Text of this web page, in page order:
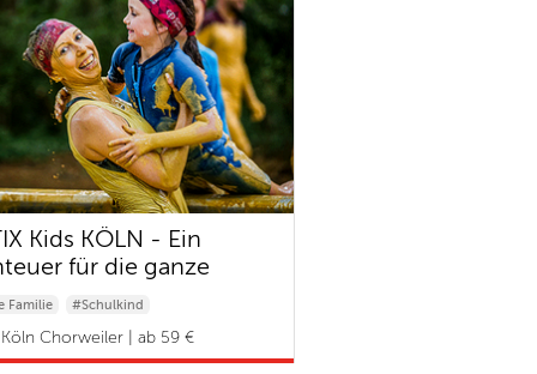
Kids KÖLN - Ein
für die ganze
Familie #Schulkind
Chorweiler | ab 59 €